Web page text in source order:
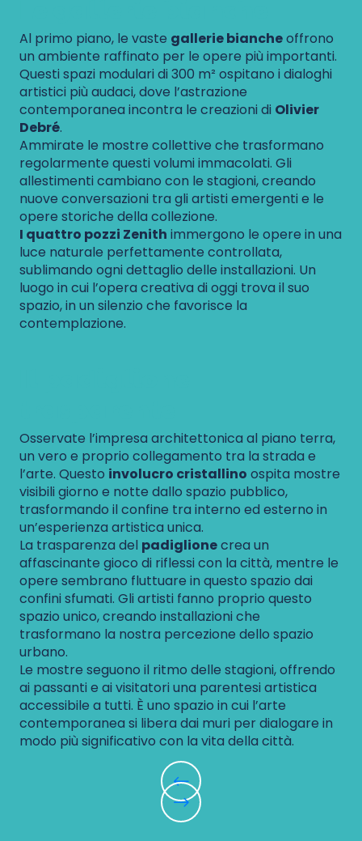
Al primo piano, le vaste gallerie biancheoffrono
un ambiente raffinato per le opere più importanti.
Questi spazi modulari di 300 m² ospitano i dialoghi
artistici più audaci, dove l’astrazione
contemporanea incontra le creazioni di Olivier
Debré.
Ammirate le mostre collettive che trasformano
regolarmente questi volumi immacolati. Gli
allestimenti cambiano con le stagioni, creando
nuove conversazioni tra gli artisti emergenti e le
opere storiche della collezione.
I quattro pozzi Zenith immergono le opere in una
luce naturale perfettamente controllata,
sublimando ogni dettaglio delle installazioni. Un
luogo in cui l’opera creativa di oggi trova il suo
spazio, in un silenzio che favorisce la
contemplazione.
Osservate l’impresa architettonica al piano terra,
un vero e proprio collegamento tra la strada e
l’arte. Questo involucro cristallino ospita mostre
visibili giorno e notte dallo spazio pubblico,
trasformando il confine tra interno ed esterno in
un’esperienza artistica unica.
La trasparenza del padiglionecrea un
affascinante gioco di riflessi con la città, mentre le
opere sembrano fluttuare in questo spazio dai
confini sfumati. Gli artisti fanno proprio questo
spazio unico, creando installazioni che
trasformano la nostra percezione dello spazio
urbano.
Le mostre seguono il ritmo delle stagioni, offrendo
ai passanti e ai visitatori una parentesi artistica
accessibile a tutti. È uno spazio in cui l’arte
contemporanea si libera dai muri per dialogare in
modo più significativo con la vita della città.